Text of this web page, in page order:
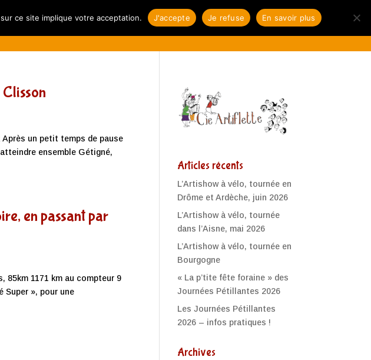
Pétillantes Autres savoir-faire Les Zactus Contact
un petit temps de pause
ensemble Gétigné,
en passant par
85km 1171 km au compteur 9
Super », pour une
Articles récents
L’Artishow à vélo, tournée en
Drôme et Ardèche, juin 2026
L’Artishow à vélo, tournée
dans l’Aisne, mai 2026
L’Artishow à vélo, tournée en
Bourgogne
« La p’tite fête foraine » des
Journées Pétillantes 2026
Les Journées Pétillantes
2026 – infos pratiques !
Archives
ce site implique votre acceptation. J'accepte Je refuse En savoir plus